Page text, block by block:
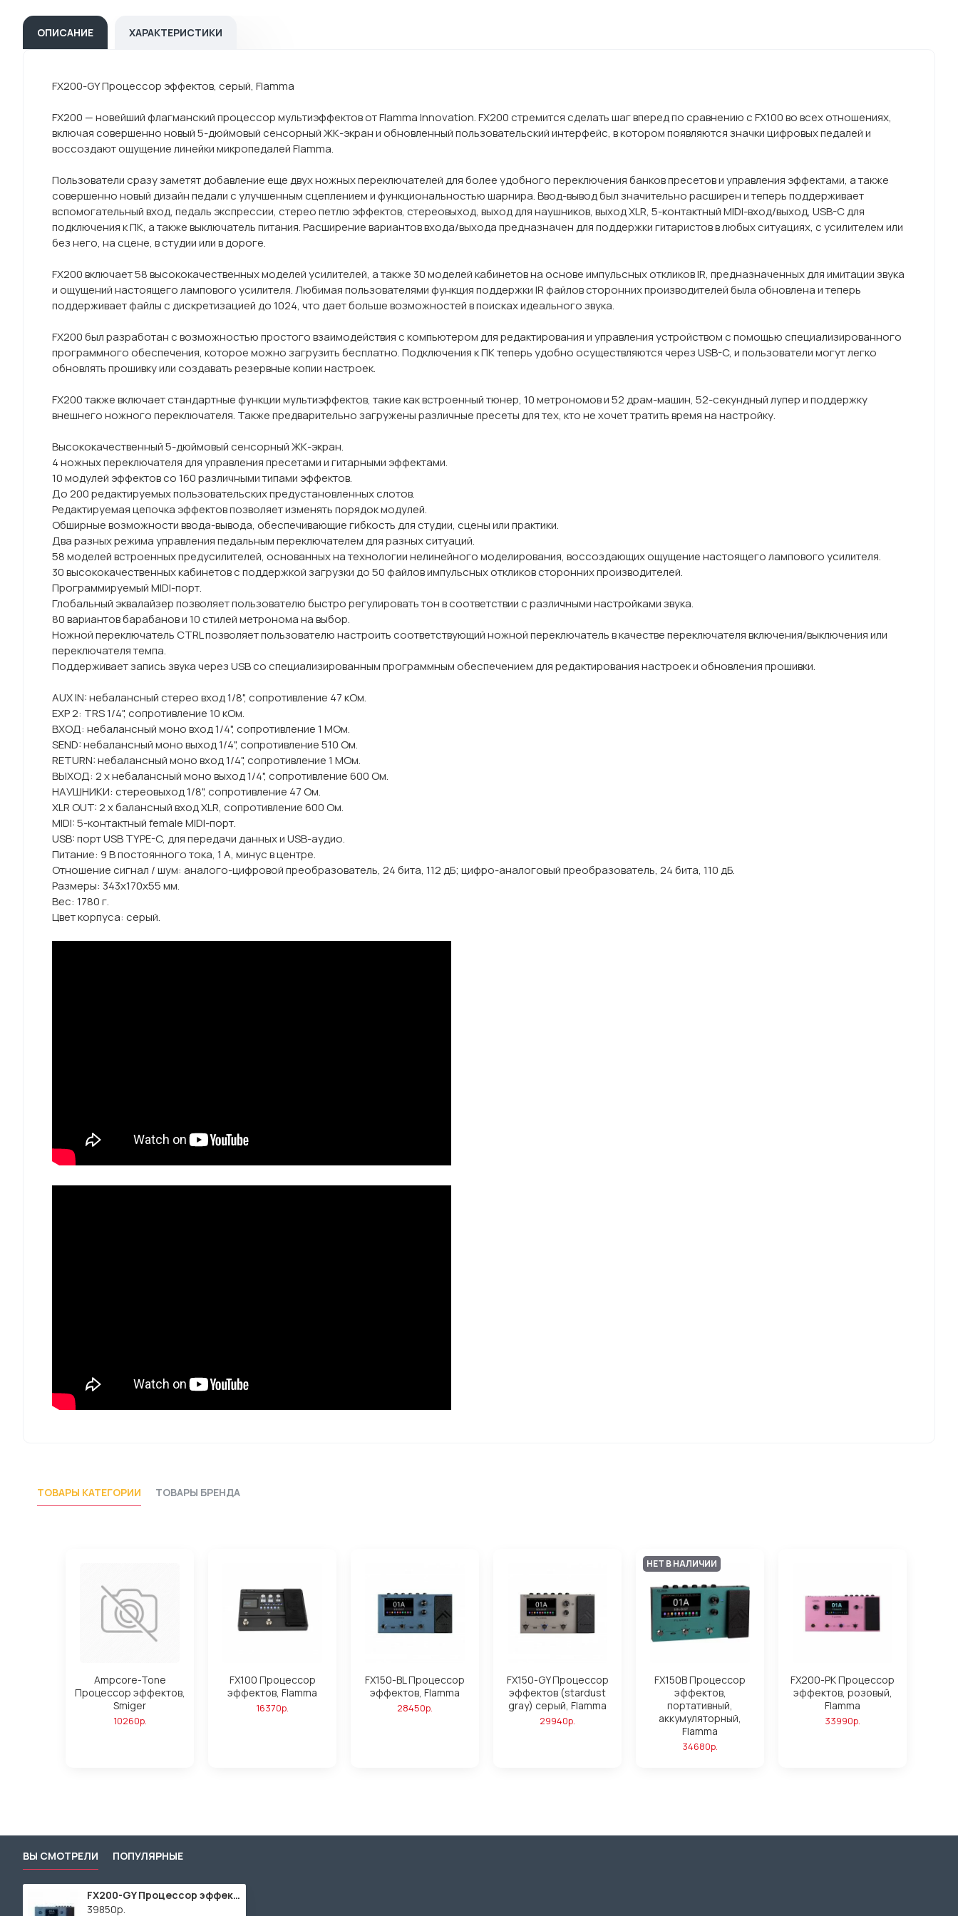
ОПИСАНИЕ ХАРАКТЕРИСТИКИ
FX200-GY Процессор эффектов, серый, Flamma
FX200 — новейший флагманский процессор мультиэффектов от Flamma Innovation. FX200 стремится сделать шаг вперед по сравнению с FX100 во всех отношениях,
включая совершенно новый 5-дюймовый сенсорный ЖК-экран и обновленный пользовательский интерфейс, в котором появляются значки цифровых педалей и
воссоздают ощущение линейки микропедалей Flamma.
Пользователи сразу заметят добавление еще двух ножных переключателей для более удобного переключения банков пресетов и управления эффектами, а также
совершенно новый дизайн педали с улучшенным сцеплением и функциональностью шарнира. Ввод-вывод был значительно расширен и теперь поддерживает
вспомогательный вход, педаль экспрессии, стерео петлю эффектов, стереовыход, выход для наушников, выход XLR, 5-контактный MIDI-вход/выход, USB-C для
подключения к ПК, а также выключатель питания. Расширение вариантов входа/выхода предназначен для поддержки гитаристов в любых ситуациях, с усилителем или
без него, на сцене, в студии или в дороге.
FX200 включает 58 высококачественных моделей усилителей, а также 30 моделей кабинетов на основе импульсных откликов IR, предназначенных для имитации звука
и ощущений настоящего лампового усилителя. Любимая пользователями функция поддержки IR файлов сторонних производителей была обновлена и теперь
поддерживает файлы с дискретизацией до 1024, что дает больше возможностей в поисках идеального звука.
FX200 был разработан с возможностью простого взаимодействия с компьютером для редактирования и управления устройством с помощью специализированного
программного обеспечения, которое можно загрузить бесплатно. Подключения к ПК теперь удобно осуществляются через USB-C, и пользователи могут легко
обновлять прошивку или создавать резервные копии настроек.
FX200 также включает стандартные функции мультиэффектов, такие как встроенный тюнер, 10 метрономов и 52 драм-машин, 52-секундный лупер и поддержку
внешнего ножного переключателя. Также предварительно загружены различные пресеты для тех, кто не хочет тратить время на настройку.
Высококачественный 5-дюймовый сенсорный ЖК-экран.
4 ножных переключателя для управления пресетами и гитарными эффектами.
10 модулей эффектов со 160 различными типами эффектов.
До 200 редактируемых пользовательских предустановленных слотов.
Редактируемая цепочка эффектов позволяет изменять порядок модулей.
Обширные возможности ввода-вывода, обеспечивающие гибкость для студии, сцены или практики.
Два разных режима управления педальным переключателем для разных ситуаций.
58 моделей встроенных предусилителей, основанных на технологии нелинейного моделирования, воссоздающих ощущение настоящего лампового усилителя.
30 высококачественных кабинетов с поддержкой загрузки до 50 файлов импульсных откликов сторонних производителей.
Программируемый MIDI-порт.
Глобальный эквалайзер позволяет пользователю быстро регулировать тон в соответствии с различными настройками звука.
80 вариантов барабанов и 10 стилей метронома на выбор.
Ножной переключатель CTRL позволяет пользователю настроить соответствующий ножной переключатель в качестве переключателя включения/выключения или
переключателя темпа.
Поддерживает запись звука через USB со специализированным программным обеспечением для редактирования настроек и обновления прошивки.
AUX IN: небалансный стерео вход 1/8", сопротивление 47 кОм.
EXP 2: TRS 1/4", сопротивление 10 кОм.
ВХОД: небалансный моно вход 1/4", сопротивление 1 МОм.
SEND: небалансный моно выход 1/4", сопротивление 510 Ом.
RETURN: небалансный моно вход 1/4", сопротивление 1 МОм.
ВЫХОД: 2 х небалансный моно выход 1/4", сопротивление 600 Ом.
НАУШНИКИ: стереовыход 1/8", сопротивление 47 Ом.
XLR OUT: 2 х балансный вход XLR, сопротивление 600 Ом.
MIDI: 5-контактный female MIDI-порт.
USB: порт USB TYPE-C, для передачи данных и USB-аудио.
Питание: 9 В постоянного тока, 1 А, минус в центре.
Отношение сигнал / шум: аналого-цифровой преобразователь, 24 бита, 112 дБ; цифро-аналоговый преобразователь, 24 бита, 110 дБ.
Размеры: 343х170х55 мм.
Вес: 1780 г.
Цвет корпуса: серый.
ТОВАРЫ КАТЕГОРИИ ТОВАРЫ БРЕНДА
Ampcore-Tone
Процессор эффектов,
Smiger
10260р.
FX100 Процессор
эффектов, Flamma
16370р.
FX150-BL Процессор
эффектов, Flamma
28450р.
FX150-GY Процессор
эффектов (stardust
gray) серый, Flamma
29940р.
НЕТ В НАЛИЧИИ
FX150B Процессор
эффектов,
портативный,
аккумуляторный,
Flamma
34680р.
FX200-PK Процессор
эффектов, розовый,
Flamma
33990р.
ВЫ СМОТРЕЛИ ПОПУЛЯРНЫЕ
FX200-GY Процессор эффектов, (cool gray) серый, Flamma
39850р.